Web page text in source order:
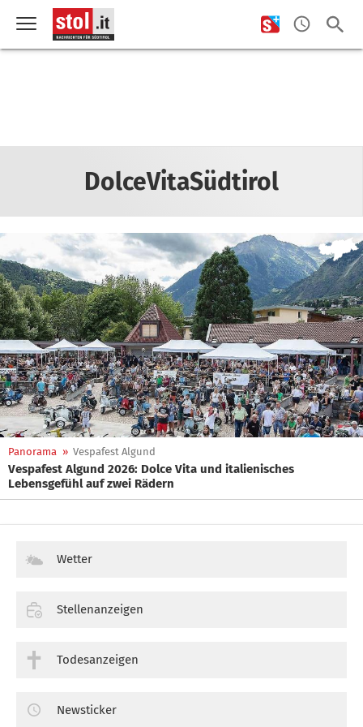
DolceVitaSüdtirol
Panorama » Vespafest Algund
Vespafest Algund 2026: Dolce Vita und italienisches
Lebensgefühl auf zwei Rädern
Wetter
Stellenanzeigen
Todesanzeigen
Newsticker